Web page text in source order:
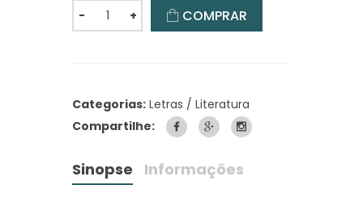
-
+ COMPRAR
Categorias: Letras / Literatura
Compartilhe:
Sinopse Informações